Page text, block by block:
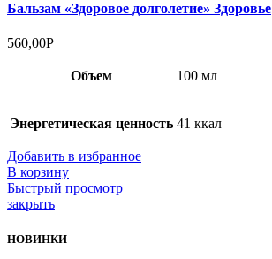
Бальзам «Здоровое долголетие» Здоровье
560,00Р
Объем 100 мл
Энергетическая ценность 41 ккал
Добавить в избранное
В корзину
Быстрый просмотр
закрыть
НОВИНКИ